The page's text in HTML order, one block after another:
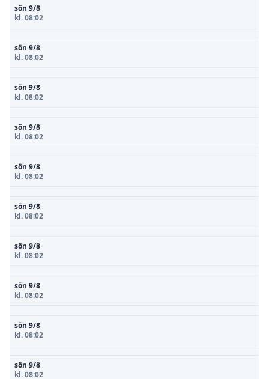
sön 9/8
kl. 08:02
sön 9/8
kl. 08:02
sön 9/8
kl. 08:02
sön 9/8
kl. 08:02
sön 9/8
kl. 08:02
sön 9/8
kl. 08:02
sön 9/8
kl. 08:02
sön 9/8
kl. 08:02
sön 9/8
kl. 08:02
sön 9/8
kl. 08:02